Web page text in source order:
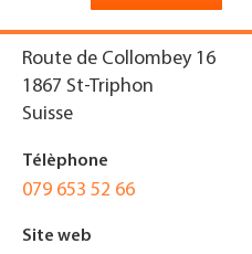
Adresse
Route de Collombey 16
1867 St-Triphon
Suisse
Télèphone
079 653 52 66
Site web